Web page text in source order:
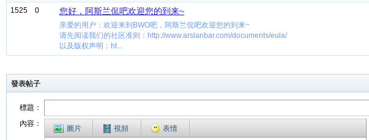
1525
0 您好，阿斯兰侃吧欢迎您的到来~
亲爱的用户：欢迎来到BWO吧，阿斯兰侃吧欢迎您的到来~
请先阅读我们的社区准则：http://www.arslanbar.com/documents/eula/
以及版权声明：ht...
發表帖子
標題：
內容：
圖片 視頻 表情